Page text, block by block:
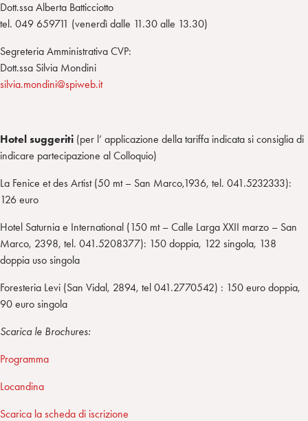
Dott.ssa Alberta Batticciotto
tel. 049 659711 (venerdì dalle 11.30 alle 13.30)
Segreteria Amministrativa CVP:
Dott.ssa Silvia Mondini
silvia.mondini@spiweb.it
Hotel suggeriti (per l’ applicazione della tariffa indicata si consiglia di
indicare partecipazione al Colloquio)
La Fenice et des Artist (50 mt – San Marco,1936, tel. 041.5232333):
126 euro
Hotel Saturnia e International (150 mt – Calle Larga XXII marzo – San
Marco, 2398, tel. 041.5208377): 150 doppia, 122 singola, 138
doppia uso singola
Foresteria Levi (San Vidal, 2894, tel 041.2770542) : 150 euro doppia,
90 euro singola
Scarica le Brochures:
Programma
Locandina
Scarica la scheda di iscrizione